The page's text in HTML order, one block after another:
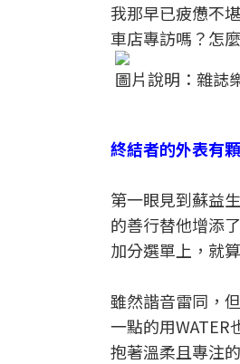
我那早已疲憊不
車店專訪嗎？怎
圖片說明：雜誌
終結者的外表有
第一眼見到蘇益
的善行替他增添
加分選單上，就
雖然諧音雷同，
一點的用
抱著溫柔且專注